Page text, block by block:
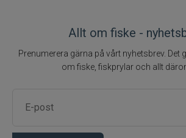
Jarvis Marine
Kamasan
Allt om fiske -
Prenumerera gärna på vårt nyhetsbrev. Det
om fiske, fiskprylar och allt